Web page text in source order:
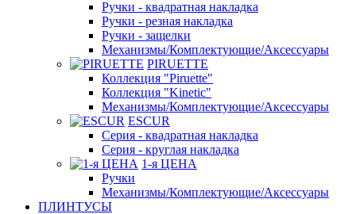
Ручки - квадратная накладка
Ручки - резная накладка
Ручки - защелки
Механизмы/Комплектующие/Аксессуары
PIRUETTE
Коллекция "Piruette"
Коллекция "Kinetic"
Механизмы/Комплектующие/Аксессуары
ESCUR
Серия - квадратная накладка
Серия - круглая накладка
1-я ЦЕНА
Ручки
Механизмы/Комплектующие/Аксессуары
ПЛИНТУСЫ